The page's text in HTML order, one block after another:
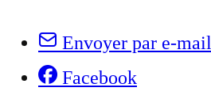
Envoyer par e-mail
Facebook